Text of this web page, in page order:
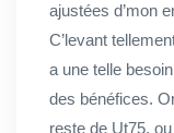
ajustées d’mon
C’levant
a une telle
des bénéfices.
reste de Ut75,